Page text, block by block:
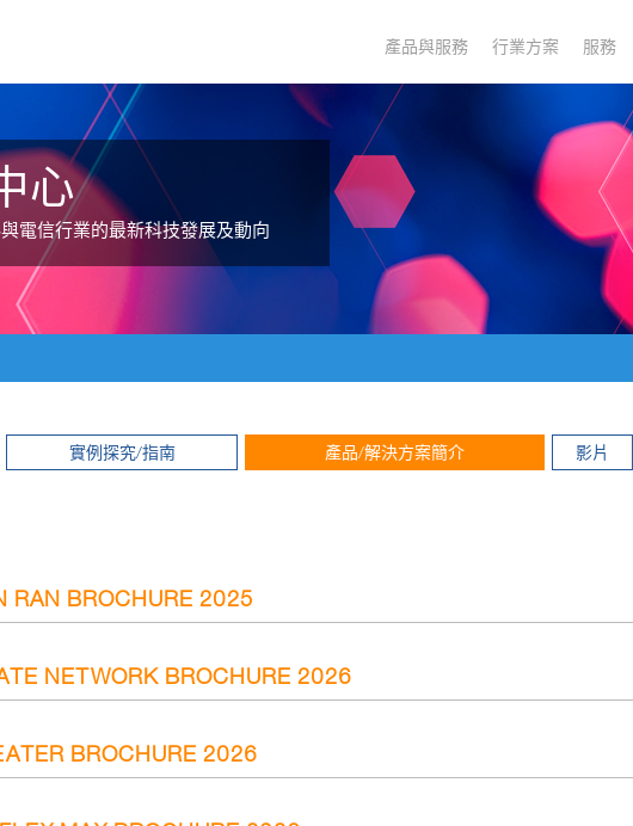
產品與服務 行業方案 服務
心
電信行業的最新科技發展及動向
實例探究/指南 產品/解決方案簡介 影片
RAN BROCHURE 2025
NETWORK BROCHURE 2026
BROCHURE 2026